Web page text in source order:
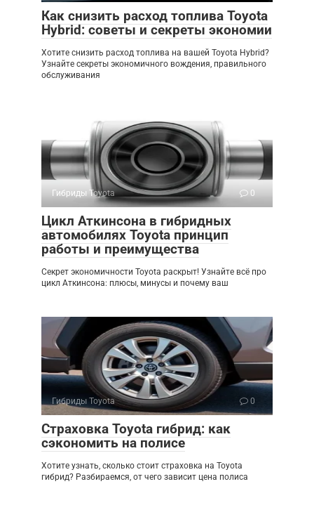
Как снизить расход топлива Toyota
Hybrid: советы и секреты экономии
Хотите снизить расход топлива на вашей Toyota Hybrid?
Узнайте секреты экономичного вождения, правильного
обслуживания
Гибриды Toyota 0
Цикл Аткинсона в гибридных
автомобилях Toyota принцип
работы и преимущества
Секрет экономичности Toyota раскрыт! Узнайте всё про
цикл Аткинсона: плюсы, минусы и почему ваш
Гибриды Toyota 0
Страховка Toyota гибрид: как
сэкономить на полисе
Хотите узнать, сколько стоит страховка на Toyota
гибрид? Разбираемся, от чего зависит цена полиса